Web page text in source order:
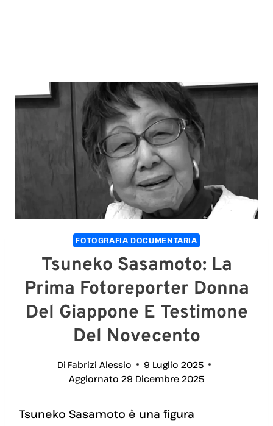
FOTOGRAFIA DOCUMENTARIA
Tsuneko Sasamoto: La
Prima Fotoreporter Donna
Del Giappone E Testimone
Del Novecento
Di Fabrizi Alessio
9 Luglio 2025
Aggiornato 29 Dicembre 2025
Tsuneko Sasamoto è una figura